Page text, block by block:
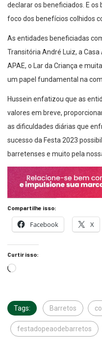
foco dos benefícios colhidos
Transitória André Luiz, a Casa
APAE, o Lar da Criança e
um papel fundamental na
valores em breve,
as dificuldades diárias que
sucesso da Festa 2023
barretenses e muito pela
Compartilhe isso:
Facebook
festadopeaodebarretos